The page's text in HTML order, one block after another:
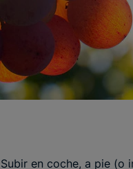
Subir en coche, a pie (o